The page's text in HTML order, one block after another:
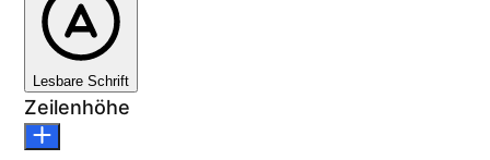
Lesbare Schrift
Zeilenhöhe